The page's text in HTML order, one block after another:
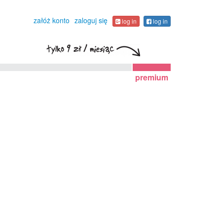
załóż konto zaloguj się log in log in
premium